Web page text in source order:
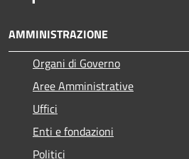
AMMINISTRAZIONE
Organi di Governo
Aree Amministrative
Uffici
Enti e fondazioni
Politici